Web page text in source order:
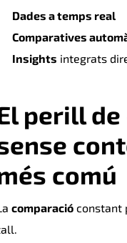
Dades a temps real
Comparatives
Insights integrats
perill
comú
comparació constant